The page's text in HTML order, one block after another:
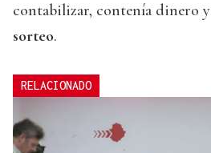
contabilizar, contenía dinero y
sorteo.
RELACIONADO